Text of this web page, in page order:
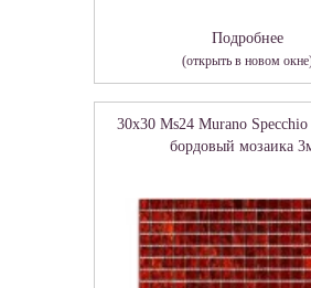
Подробнее
(открыть в новом
30x30 Ms24 Murano Specchio
бордовый мозаика